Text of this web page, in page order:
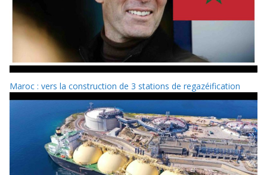
Maroc : vers la construction de 3 stations de regazéification